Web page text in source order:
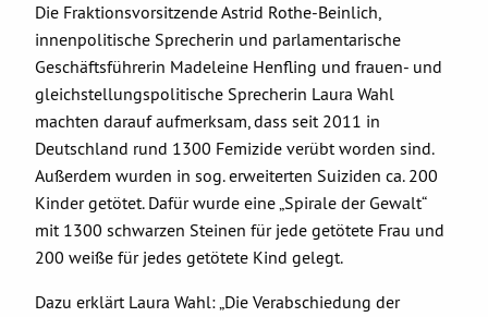
Die Fraktionsvorsitzende Astrid Rothe-Beinlich,
innenpolitische Sprecherin und parlamentarische
Geschäftsführerin Madeleine Henfling und frauen- und
gleichstellungspolitische Sprecherin Laura Wahl
machten darauf aufmerksam, dass seit 2011 in
Deutschland rund 1300 Femizide verübt worden sind.
Außerdem wurden in sog. erweiterten Suiziden ca. 200
Kinder getötet. Dafür wurde eine „Spirale der Gewalt“
mit 1300 schwarzen Steinen für jede getötete Frau und
200 weiße für jedes getötete Kind gelegt.
Dazu erklärt Laura Wahl: „Die Verabschiedung der